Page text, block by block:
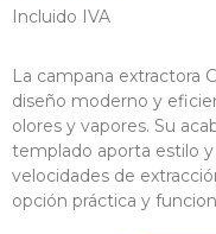
Incluido IVA
La campana extractora
diseño moderno y
olores y vapores. Su
templado aporta estilo
velocidades de
opción práctica y